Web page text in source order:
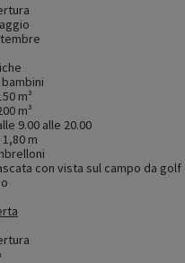
m³
m³
9.00 alle 20.00
m
con vista sul campo da